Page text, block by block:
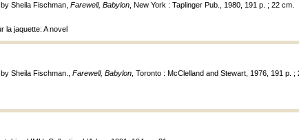
Sheila Fischman, Farewell, Babylon , New York : Taplinger Pub., 1980, 191 p. ; 22 cm.
la jaquette: A novel
Sheila Fischman., Farewell, Babylon , Toronto : McClelland and Stewart, 1976, 191 p. ;